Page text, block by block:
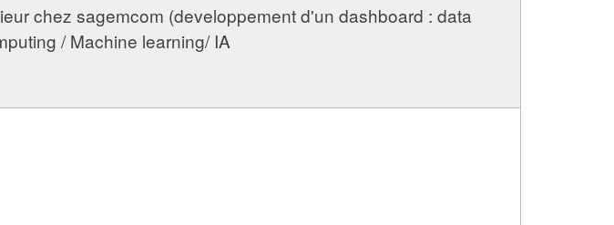
chez sagemcom (developpement d'un dashboard : data
/ Machine learning/ IA